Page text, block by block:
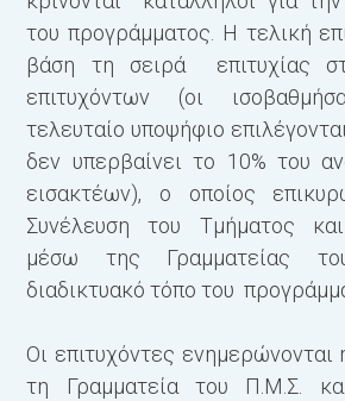
του προγράμματος. Η τελική
βάση τη σειρά επιτυχίας
επιτυχόντων (οι
τελευταίο υποψήφιο
δεν υπερβαίνει το 10% του
εισακτέων), ο οποίος
Συνέλευση του Τμήματος και
μέσω της Γραμματείας
διαδικτυακό τόπο του
Οι επιτυχόντες ενημερώνονται
τη Γραμματεία του Π.Μ.Σ.